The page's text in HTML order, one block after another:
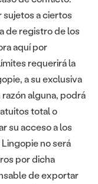
sujetos a ciertos
de registro de los
aquí por
requerirá la
a su exclusiva
alguna, podrá
total o
su acceso a los
no será
por dicha
de exportar